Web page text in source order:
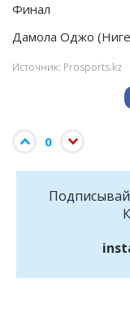
Финал
Дамола Оджо
Источник: Prosports.kz
0